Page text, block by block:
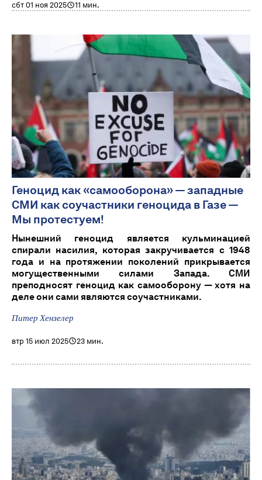
сбт 01 ноя 2025 11 мин.
Геноцид как «самооборона» — западные
СМИ как соучастники геноцида в Газе —
Мы протестуем!
Нынешний геноцид является кульминацией
спирали насилия, которая закручивается с 1948
года и на протяжении поколений прикрывается
могущественными силами Запада. СМИ
преподносят геноцид как самооборону — хотя на
деле они сами являются соучастниками.
Питер Хензелер
втр 15 июл 2025 23 мин.